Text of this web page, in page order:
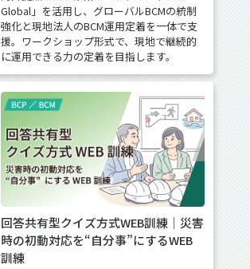
Global」を活用し、グローバルBCMの統制
強化と現地法人のBCM運用定着を一体で支
援。ワークショップ形式で、現地で継続的
に運用できる力の定着を目指します。
回答共有型クイズ方式WEB訓練｜災害
時の初動対応を“自分事”にするWEB
訓練